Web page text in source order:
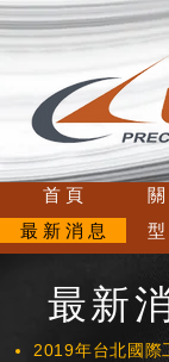
首 頁
最 新 消 息
型
最新
2019年台北國際